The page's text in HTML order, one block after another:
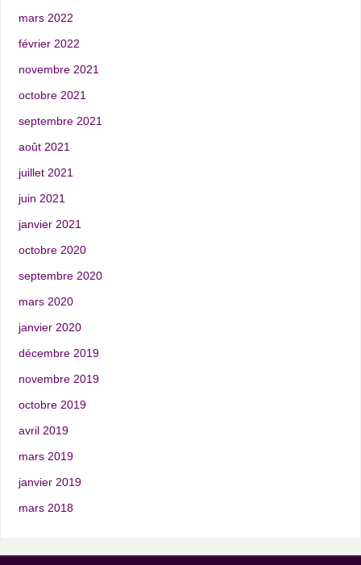
mars 2022
février 2022
novembre 2021
octobre 2021
septembre 2021
août 2021
juillet 2021
juin 2021
janvier 2021
octobre 2020
septembre 2020
mars 2020
janvier 2020
décembre 2019
novembre 2019
octobre 2019
avril 2019
mars 2019
janvier 2019
mars 2018